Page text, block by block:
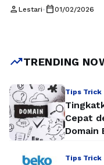
Menariknya, di tengah
menyediakan Al-
person Lestari• calendar_today01/02/2026
trending_upTRENDING
Tips Trick
Cepat
Domain
Tips Trick